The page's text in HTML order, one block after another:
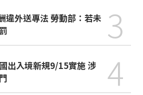
違外送專法 勞動部：若未 3
出入境新規9/15實施 涉
4